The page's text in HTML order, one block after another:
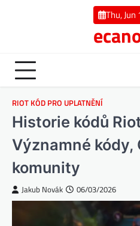
Thu, Jun
RIOT KÓD PRO UPLATNĚNÍ
Historie kódů
Významné kódy,
komunity
Jakub Novák 06/03/2026